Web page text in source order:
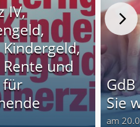
IV,
und
für
Sie
am